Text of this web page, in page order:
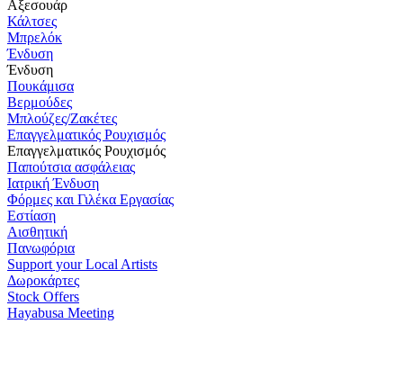
Αξεσουάρ
Κάλτσες
Μπρελόκ
Ένδυση
Ένδυση
Πουκάμισα
Βερμούδες
Μπλούζες/Ζακέτες
Επαγγελματικός Ρουχισμός
Επαγγελματικός Ρουχισμός
Παπούτσια ασφάλειας
Ιατρική Ένδυση
Φόρμες και Γιλέκα Εργασίας
Εστίαση
Αισθητική
Πανωφόρια
Support your Local Artists
Δωροκάρτες
Stock Offers
Hayabusa Meeting